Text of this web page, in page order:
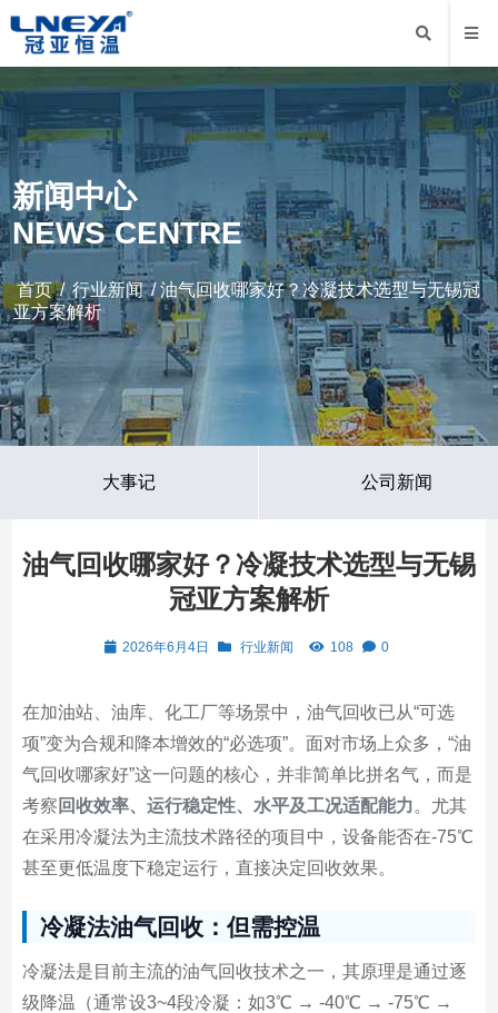
新闻中心
NEWS CENTRE
首页/行业新闻/ 油气回收哪家好？冷凝技术选型与无锡冠
亚方案解析
大事记 公司新闻
油气回收哪家好？冷凝技术选型与无锡
冠亚方案解析
2026年6月4日 行业新闻 108 0
在加油站、油库、化工厂等场景中，油气回收已从“可选
项”变为合规和降本增效的“必选项”。面对市场上众多，“油
气回收哪家好”这一问题的核心，并非简单比拼名气，而是
考察 回收效率、运行稳定性、水平及工况适配能力。尤其
在采用冷凝法为主流技术路径的项目中，设备能否在-75℃
甚至更低温度下稳定运行，直接决定回收效果。
冷凝法油气回收：但需控温
冷凝法是目前主流的油气回收技术之一，其原理是通过逐
级降温（通常设3~4段冷凝：如3℃ → -40℃ → -75℃ →